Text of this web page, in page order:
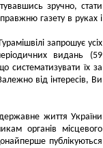
зручно, стати
газету в руках і
запрошує усіх
видань (59
систематизувати їх за
від інтересів, Ви
життя України
органів місцевого
публікуються